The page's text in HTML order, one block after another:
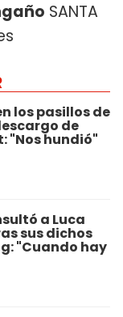
SANTA
los pasillos de
de
"Nos hundió"
a Luca
sus dichos
"Cuando hay